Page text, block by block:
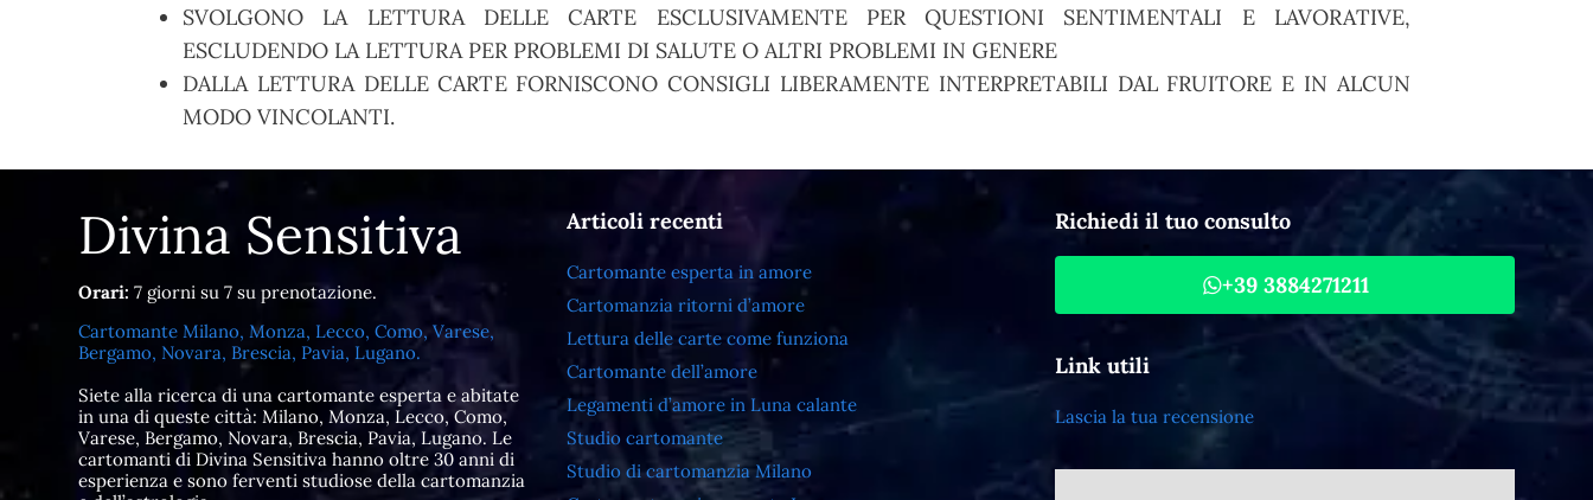
SVOLGONO LA LETTURA DELLE CARTE ESCLUSIVAMENTE PER QUESTIONI SENTIMENTALI E LAVORATIVE,
ESCLUDENDO LA LETTURA PER PROBLEMI DI SALUTE O ALTRI PROBLEMI IN GENERE
DALLA LETTURA DELLE CARTE FORNISCONO CONSIGLI LIBERAMENTE INTERPRETABILI DAL FRUITORE E IN ALCUN
MODO VINCOLANTI.
Divina Sensitiva
Orari: 7 giorni su 7 su prenotazione.
Cartomante Milano, Monza, Lecco, Como, Varese,
Bergamo, Novara, Brescia, Pavia, Lugano.
Siete alla ricerca di una cartomante esperta e abitate
in una di queste città: Milano, Monza, Lecco, Como,
Varese, Bergamo, Novara, Brescia, Pavia, Lugano. Le
cartomanti di Divina Sensitiva hanno oltre 30 anni di
esperienza e sono ferventi studiose della cartomanzia
Articoli recenti
Cartomante esperta in amore
Cartomanzia ritorni d’amore
Lettura delle carte come funziona
Cartomante dell’amore
Legamenti d’amore in Luna calante
Studio cartomante
Studio di cartomanzia Milano
Richiedi il tuo consulto
+39 3884271211
Link utili
Lascia la tua recensione